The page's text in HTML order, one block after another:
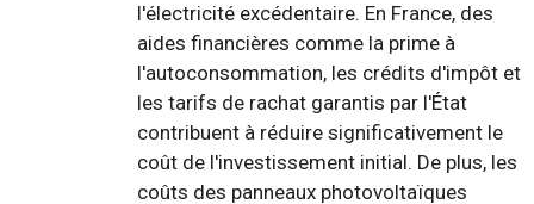
l'électricité excédentaire. En France, des
aides financières comme la prime à
l'autoconsommation, les crédits d'impôt et
les tarifs de rachat garantis par l'État
contribuent à réduire significativement le
coût de l'investissement initial. De plus, les
coûts des panneaux photovoltaïques